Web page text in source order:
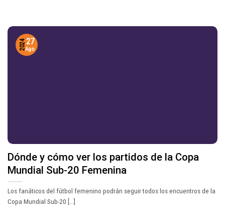
Dónde y cómo ver los partidos de la Copa
Mundial Sub-20 Femenina
Los fanáticos del fútbol femenino podrán seguir todos los encuentros de la
Copa Mundial Sub-20 [...]
27
Ago
2024